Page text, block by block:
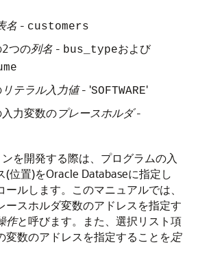
名 - customers
つの列名 - bus_typeおよび
リテラル入力値- 'SOFTWARE'
力変数のプレースホルダ-
を開発する際は、プログラムの入
(位置)をOracle Databaseに指定し
ルします。このマニュアルでは、
ースホルダ変数のアドレスを指定す
作と呼びます。また、選択リスト項
変数のアドレスを指定することを定